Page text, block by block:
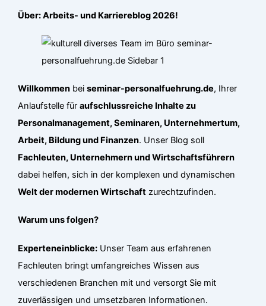
Über: Arbeits- und Karriereblog 2026!
Willkommen beiseminar-personalfuehrung.de, Ihrer
Anlaufstelle füraufschlussreiche Inhalte zu
Personalmanagement, Seminaren, Unternehmertum,
Arbeit, Bildung und Finanzen. Unser Blog soll
Fachleuten, Unternehmern und Wirtschaftsführern
dabei helfen, sich in der komplexen und dynamischen
Welt der modernen Wirtschaft zurechtzufinden.
Warum uns folgen?
Experteneinblicke: Unser Team aus erfahrenen
Fachleuten bringt umfangreiches Wissen aus
verschiedenen Branchen mit und versorgt Sie mit
zuverlässigen und umsetzbaren Informationen.